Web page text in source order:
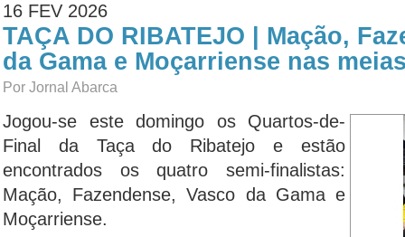
16 FEV 2026
TAÇA DO RIBATEJO | Mação,
da Gama e Moçarriense nas
Por Jornal Abarca
Jogou-se este domingo os Quartos-de-
Final da Taça do Ribatejo e estão
encontrados os quatro semi-finalistas:
Mação, Fazendense, Vasco da Gama e
Moçarriense.